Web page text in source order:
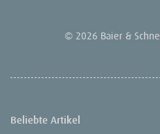
© 2026 Baier &
Beliebte Artikel